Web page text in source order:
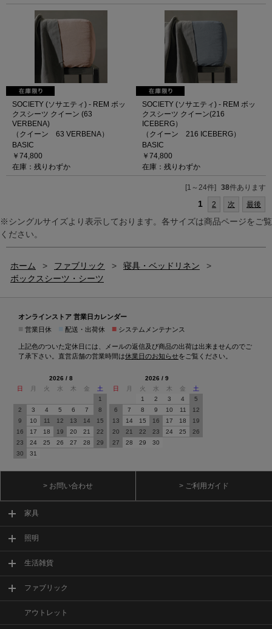
SOCIETY (ソサエティ) - REM ボッ
クスシーツ クイーン (63
VERBENA)
（クイーン 63 VERBENA）
BASIC
￥74,800
在庫：残りわずか
SOCIETY (ソサエティ) - REM ボッ
クスシーツ クイーン(216
ICEBERG）
（クイーン 216 ICEBERG）
BASIC
￥74,800
在庫：残りわずか
[1～24件] 38件あります
1 2 次 最後
※シングルサイズより表示しております。各サイズは商品ページをご覧
ください。
ホーム > ファブリック > 寝具・ベッドリネン
>
ボックスシーツ・シーツ
オンラインストア 営業日カレンダー
営業日休 配送・出荷休 ■ システムメンテナンス
上記色のついた定休日には、メールの返信及び商品の出荷は出来ませんのでご
了承下さい。直営店舗の営業時間は休業日のお知らせをご覧ください。
2026 / 8
日
月 火 水 木 金
土
1
2
3 4 5 6 7
8
9
10 11 12 13 14
15
16
17 18 19 20 21
22
23
24 25 26 27 28
29
30
31
2026 / 9
日
月 火 水 木 金
土
1
2 3 4
5
6
7 8 9 10 11
12
13
14 15 16 17 18
19
20
21 22 23 24 25
26
27
28 29 30
> お問い合わせ > ご利用ガイド
家具
照明
生活雑貨
ファブリック
アウトレット